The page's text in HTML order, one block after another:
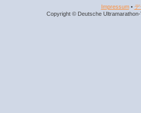
Impressum• デ
Copyright © Deutsche